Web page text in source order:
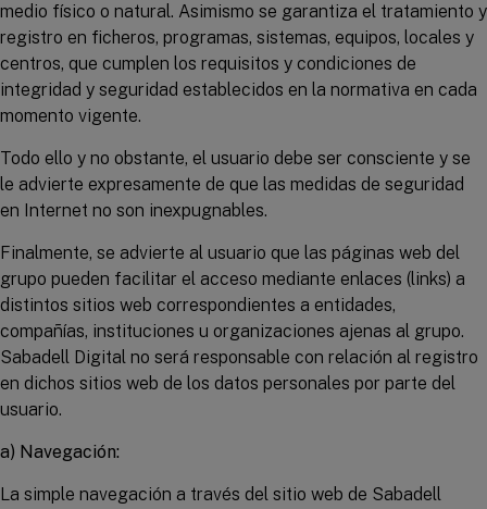
medio físico o natural. Asimismo se garantiza el tratamiento y
registro en ficheros, programas, sistemas, equipos, locales y
centros, que cumplen los requisitos y condiciones de
integridad y seguridad establecidos en la normativa en cada
momento vigente.
Todo ello y no obstante, el usuario debe ser consciente y se
le advierte expresamente de que las medidas de seguridad
en Internet no son inexpugnables.
Finalmente, se advierte al usuario que las páginas web del
grupo pueden facilitar el acceso mediante enlaces (links) a
distintos sitios web correspondientes a entidades,
compañías, instituciones u organizaciones ajenas al grupo.
Sabadell Digital no será responsable con relación al registro
en dichos sitios web de los datos personales por parte del
usuario.
a) Navegación:
La simple navegación a través del sitio web de Sabadell